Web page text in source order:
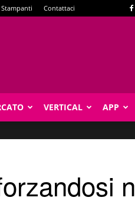
Stampanti Contattaci
VERTICAL APP